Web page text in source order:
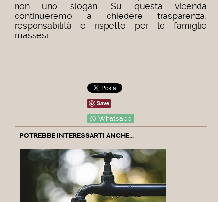
non uno slogan. Su questa vicenda
continueremo a chiedere trasparenza,
responsabilità e rispetto per le famiglie
massesi.
Save
Whatsapp
POTREBBE INTERESSARTI ANCHE...